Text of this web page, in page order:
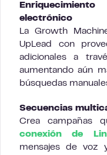
electrónico
La Growth
UpLead con
adicionales a
aumentando aún
búsquedas
Secuencias
Crea campañas
conexión de
mensajes de voz